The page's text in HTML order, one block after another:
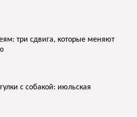
три сдвига, которые меняют
с собакой: июльская